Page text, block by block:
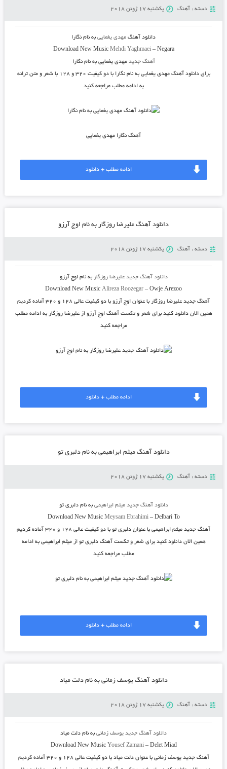
دسته : آهنگ یکشنبه 17 ژوئن 2018
دانلود آهنگ مهدی یغماییبه نام نگارا
Download New Music Mehdi Yaghmaei– Negara
آهنگ جدید مهدی یغمایی به نام نگارا
برای دانلود آهنگ مهدی یغمایی به نام نگارا با دو کیفیت ۳۲۰ و ۱۲۸ با شعر و متن ترانه
به ادامه مطلب مراجعه کنید
آهنگ نگارا مهدی یغمایی
ادامه مطلب + دانلود
دانلود آهنگ علیرضا روزگار به نام اوج آرزو
دسته : آهنگ یکشنبه 17 ژوئن 2018
دانلود آهنگ جدید علیرضا روزگار به ناماوج آرزو
Download New MusicAlireza Roozegar –Owje Arezoo
آهنگ جدید علیرضا روزگار با عنوان اوج آرزوبا دو کیفیت عالی ۱۲۸ و ۳۲۰ آماده کردیم
همین الان دانلود کنید برای شعر و تکست آهنگ اوج آرزو از علیرضا روزگار به ادامه مطلب
مراجعه کنید
ادامه مطلب + دانلود
دانلود آهنگ میثم ابراهیمی به نام دلبری تو
دسته : آهنگ یکشنبه 17 ژوئن 2018
دانلود آهنگ جدید میثم ابراهیمی به نامدلبری تو
Download New Music Meysam Ebrahimi– Delbari To
آهنگ جدید میثم ابراهیمیبا عنوان دلبری تو با دو کیفیت عالی ۱۲۸ و ۳۲۰ آماده کردیم
همین الان دانلود کنید برای شعر و تکست آهنگ دلبری تو از میثم ابراهیمی به ادامه
مطلب مراجعه کنید
ادامه مطلب + دانلود
دانلود آهنگ یوسف زمانی به نام دلت میاد
دسته : آهنگ یکشنبه 17 ژوئن 2018
دانلود آهنگ جدید یوسف زمانیبه نام دلت میاد
Download New Music Yousef Zamani– Delet Miad
آهنگ جدیدیوسف زمانی با عنواندلت میاد با دو کیفیت عالی ۱۲۸ و ۳۲۰ آماده کردیم